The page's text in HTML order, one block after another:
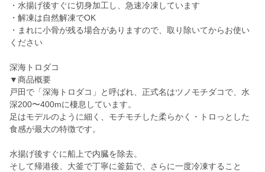
・水揚げ後すぐに切身加工し、急速冷凍しています
・解凍は自然解凍でOK
・まれに小骨が残る場合がありますので、取り除いてからお使い
ください
深海トロダコ
▼商品概要
戸田で「深海トロダコ」と呼ばれ、正式名はツノモチダコで、水
深200〜400mに棲息しています。
足はモデルのように細く、モチモチした柔らかく・トロっとした
食感が最大の特徴です。
水揚げ後すぐに船上で内臓を除去。
そして帰港後、大釜で丁寧に釜茹で、さらに一度冷凍すること